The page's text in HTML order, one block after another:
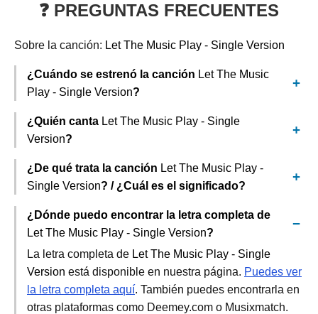
❓ PREGUNTAS FRECUENTES
Sobre la canción: Let The Music Play - Single Version
¿Cuándo se estrenó la canción Let The Music
Play - Single Version?
¿Quién canta Let The Music Play - Single
Version?
¿De qué trata la canción Let The Music Play -
Single Version? / ¿Cuál es el significado?
¿Dónde puedo encontrar la letra completa de
Let The Music Play - Single Version?
La letra completa de Let The Music Play - Single
Version está disponible en nuestra página. Puedes ver
la letra completa aquí. También puedes encontrarla en
otras plataformas como Deemey.com o Musixmatch.